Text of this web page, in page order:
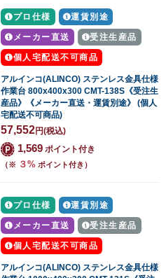
プロ仕様 運賃別途
メーカー直送 受注生産品
個人宅配送不可商品
アルインコ(ALINCO) ステンレス金具仕様
作業台 800x400x300 CMT-138S《受注生
産品》《メーカー直送・運賃別途》 (個人
宅配送不可商品)
57,552円(税込)
1,569 ポイント付き
（※ ３% ポイント付き）
プロ仕様 運賃別途
メーカー直送 受注生産品
個人宅配送不可商品
アルインコ(ALINCO) ステンレス金具仕様